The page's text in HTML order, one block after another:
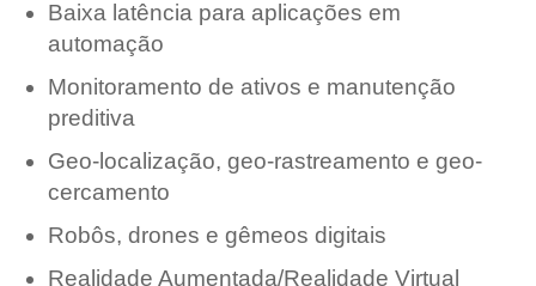
Baixa latência para aplicações em
automação
Monitoramento de ativos e manutenção
preditiva
Geo-localização, geo-rastreamento e geo-
cercamento
Robôs, drones e gêmeos digitais
Realidade Aumentada/Realidade Virtual